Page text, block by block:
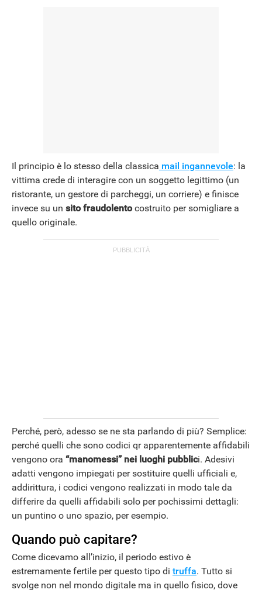
Il principio è lo stesso della classica mail ingannevole: la
vittima crede di interagire con un soggetto legittimo (un
ristorante, un gestore di parcheggi, un corriere) e finisce
invece su un sito fraudolentocostruito per somigliare a
quello originale.
Perché, però, adesso se ne sta parlando di più? Semplice:
perché quelli che sono codici qr apparentemente affidabili
vengono ora “manomessi” nei luoghi pubblici. Adesivi
adatti vengono impiegati per sostituire quelli ufficiali e,
addirittura, i codici vengono realizzati in modo tale da
differire da quelli affidabili solo per pochissimi dettagli:
un puntino o uno spazio, per esempio.
Quando può capitare?
Come dicevamo all’inizio, il periodo estivo è
estremamente fertile per questo tipo di truffa. Tutto si
svolge non nel mondo digitale ma in quello fisico, dove